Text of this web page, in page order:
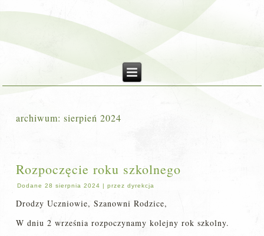
archiwum:sierpień 2024
Rozpoczęcie roku szkolnego
Dodane 28 sierpnia 2024 |przez dyrekcja
Drodzy Uczniowie, Szanowni Rodzice,
W dniu 2 września rozpoczynamy kolejny rok szkolny.